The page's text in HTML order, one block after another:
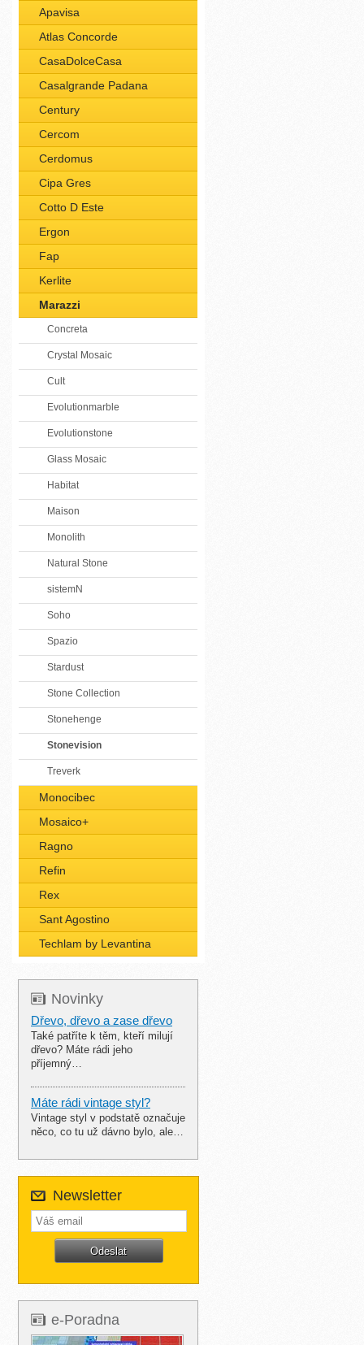
Apavisa
Atlas Concorde
CasaDolceCasa
Casalgrande Padana
Century
Cercom
Cerdomus
Cipa Gres
Cotto D Este
Ergon
Fap
Kerlite
Marazzi
Concreta
Crystal Mosaic
Cult
Evolutionmarble
Evolutionstone
Glass Mosaic
Habitat
Maison
Monolith
Natural Stone
sistemN
Soho
Spazio
Stardust
Stone Collection
Stonehenge
Stonevision
Treverk
Monocibec
Mosaico+
Ragno
Refin
Rex
Sant Agostino
Techlam by Levantina
Novinky
Dřevo, dřevo a zase dřevo
Také patříte k těm, kteří milují
dřevo? Máte rádi jeho
příjemný…
Máte rádi vintage styl?
Vintage styl v podstatě označuje
něco, co tu už dávno bylo, ale…
Newsletter
e-Poradna